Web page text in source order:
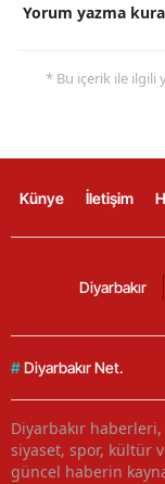
Yorum yazma
* Bu içerik ile ilgili
Künye İletişim
Diyarbakır
# Diyarbakır Net.
Diyarbakır
siyaset, spor, kültür
güncel haberin